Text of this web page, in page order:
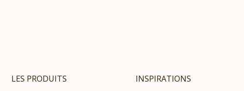
LES PRODUITS INSPIRATIONS